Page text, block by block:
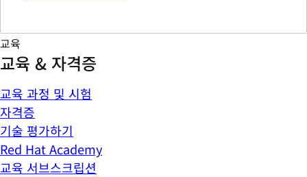
교육
교육 & 자격증
교육 과정 및 시험
자격증
기술 평가하기
Red Hat Academy
교육 서브스크립션